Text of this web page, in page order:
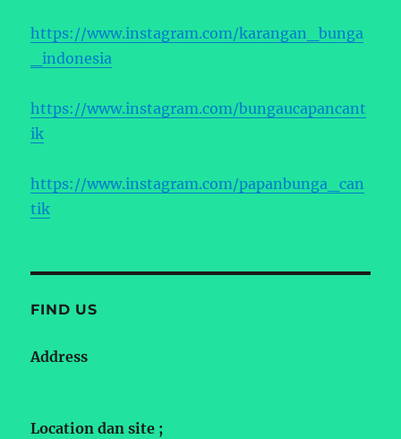
https://www.instagram.com/karangan_bunga
_indonesia
https://www.instagram.com/bungaucapancant
ik
https://www.instagram.com/papanbunga_can
tik
FIND US
Address
Location dan site ;